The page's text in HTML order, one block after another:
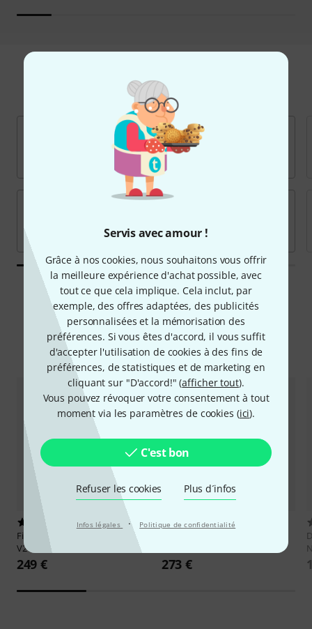
Servis avec amour !
Grâce à nos cookies, nous souhaitons vous offrir
la meilleure expérience d'achat possible, avec
tout ce que cela implique. Cela inclut, par
exemple, des offres adaptées, des publicités
personnalisées et la mémorisation des
préférences. Si vous êtes d'accord, il vous suffit
d'accepter l'utilisation de cookies à des fins de
préférences, de statistiques et de marketing en
cliquant sur "D'accord!" (afficher tout).
Vous pouvez révoquer votre consentement à tout
moment via les paramètres de cookies (ici).
C'est bon
Refuser les cookies Plus d´infos
Infos légales · Politique de confidentialité
Marques populaires
Offres
Hot Deals Destockage
9
Fishman
Fluence Mod. Humb.
V2 Set BK
249 €
4
273 €